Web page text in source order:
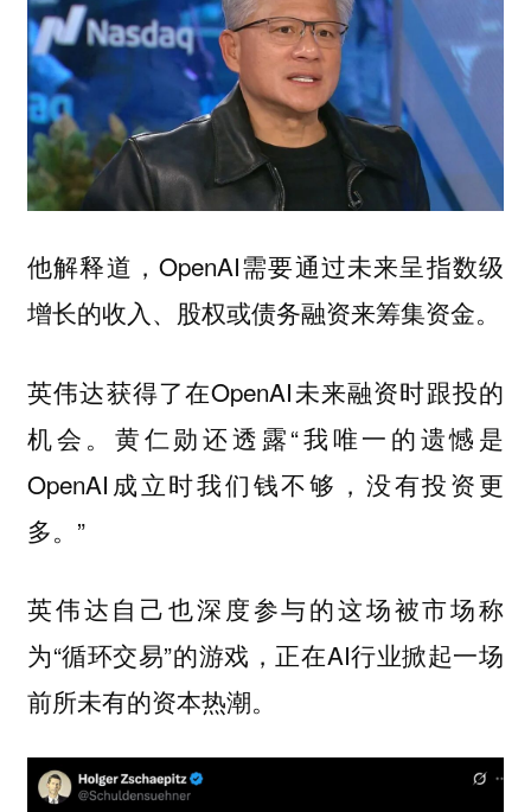
他解释道，OpenAI需要通过未来呈指数级
增长的收入、股权或债务融资来筹集资金。
英伟达获得了在OpenAI未来融资时跟投的
机会。黄仁勋还透露“我唯一的遗憾是
OpenAI成立时我们钱不够，没有投资更
多。”
英伟达自己也深度参与的这场被市场称
为“循环交易”的游戏，正在AI行业掀起一场
前所未有的资本热潮。